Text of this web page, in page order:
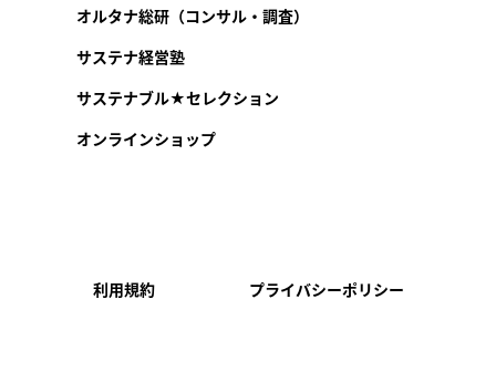
オルタナ総研（コンサル・調査）
サステナ経営塾
サステナブル★セレクション
オンラインショップ
利用規約 プライバシーポリシー